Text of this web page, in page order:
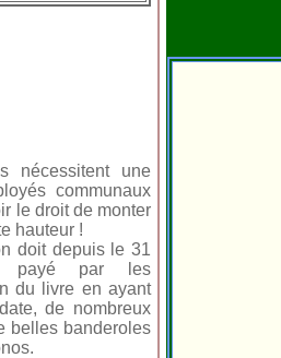
nécessitent une
communaux
le droit de monter
hauteur !
doit depuis le 31
payé par les
du livre en ayant
de nombreux
belles banderoles